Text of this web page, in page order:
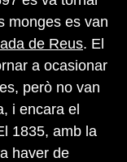
monges es van
de Reus. El
a ocasionar
però no van
i encara el
1835, amb la
haver de